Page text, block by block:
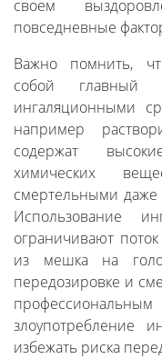
своем
повседневные
Важно помнить,
собой главный
ингаляционными
например
содержат
химических
смертельными даже
Использование
ограничивают
из мешка на
передозировке и
злоупотребление
избежать риска